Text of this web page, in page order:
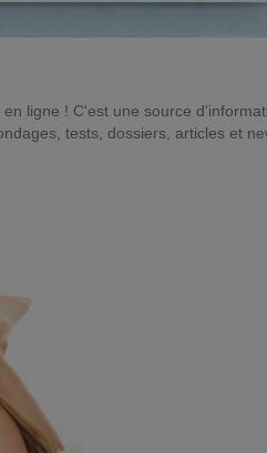
ligne ! C'est une source
tests, dossiers, articles et